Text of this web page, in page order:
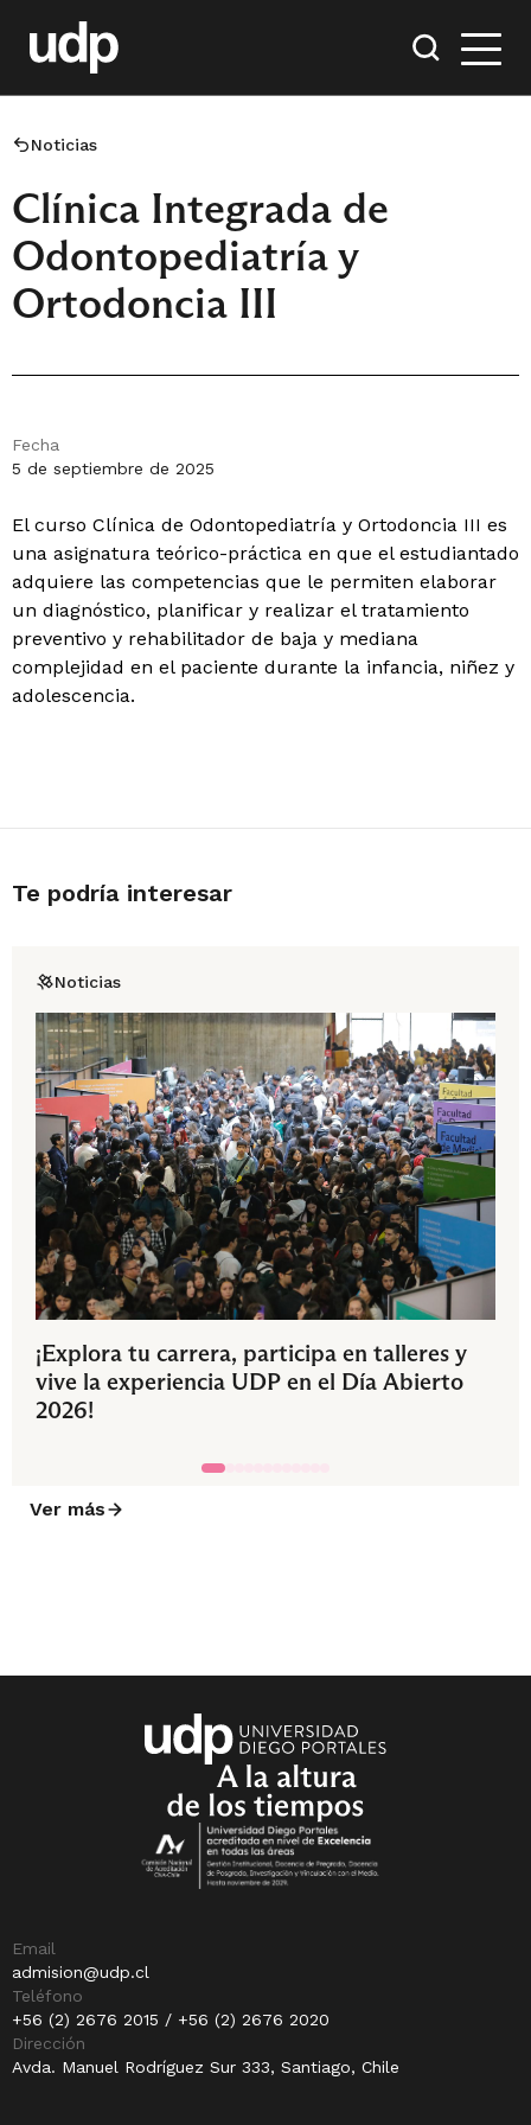
Noticias
Clínica Integrada de
Odontopediatría y
Ortodoncia III
Fecha
5 de septiembre de 2025
El curso Clínica de Odontopediatría y Ortodoncia III es
una asignatura teórico-práctica en que el estudiantado
adquiere las competencias que le permiten elaborar
un diagnóstico, planificar y realizar el tratamiento
preventivo y rehabilitador de baja y mediana
complejidad en el paciente durante la infancia, niñez y
adolescencia.
Te podría interesar
Noticias
¡Explora tu carrera, participa en talleres y
vive la experiencia UDP en el Día Abierto
2026!
Ver más
Email
admision@udp.cl
Teléfono
+56 (2) 2676 2015 / +56 (2) 2676 2020
Dirección
Avda. Manuel Rodríguez Sur 333, Santiago, Chile